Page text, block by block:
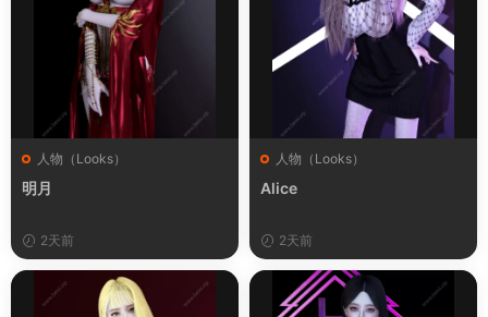
人物（Looks）
明月
2天前
人物（Looks）
Alice
2天前